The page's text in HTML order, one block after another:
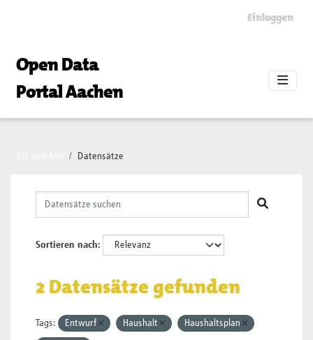
Einloggen
Open Data
Portal Aachen
Datensätze
Sortieren nach
2 Datensätze gefunden
Tags: Entwurf Haushalt Haushaltsplan